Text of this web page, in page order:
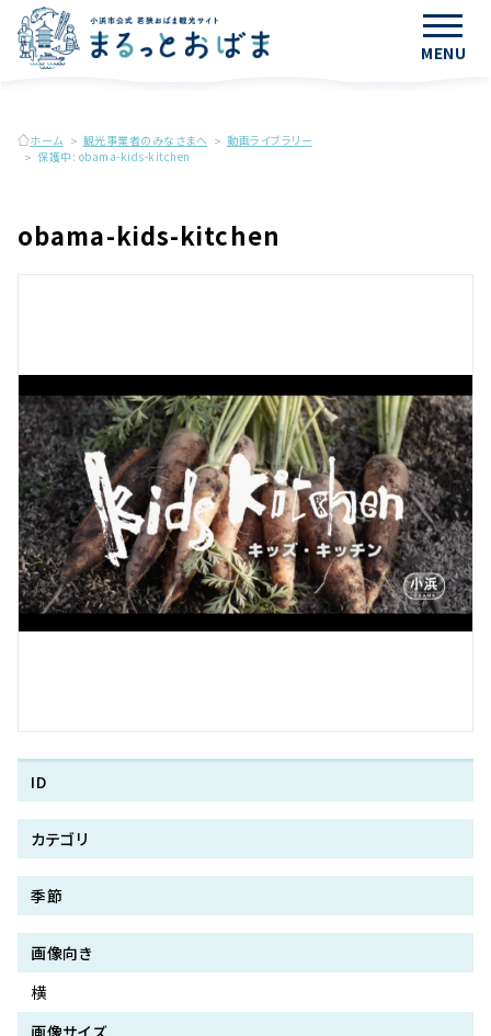
MENU
ホーム 観光事業者のみなさまへ
動画ライブラリー
保護中: obama-kids-kitchen
obama-kids-kitchen
ID
カテゴリ
季節
画像向き
横
画像サイズ